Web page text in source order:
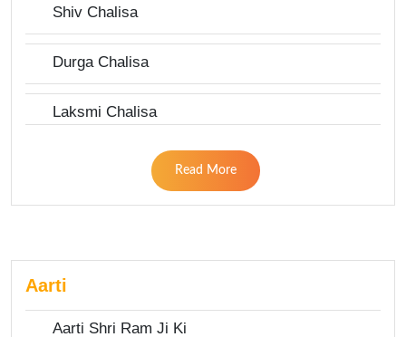
Shiv Chalisa
Durga Chalisa
Laksmi Chalisa
Read More
Aarti
Aarti Shri Ram Ji Ki